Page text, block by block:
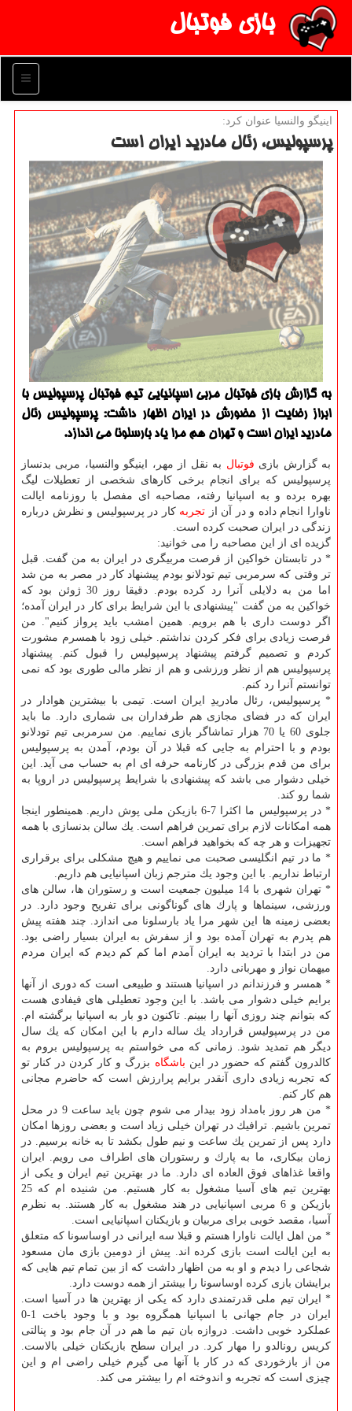
بازی فوتبال
منو
اینیگو والنسیا عنوان كرد:
پرسپولیس، رئال مادرید ایران است
به گزارش بازی فوتبال مربی اسپانیایی تیم فوتبال پرسپولیس با
ابراز رضایت از حضورش در ایران اظهار داشت: پرسپولیس رئال
مادرید ایران است و تهران هم مرا یاد بارسلونا می اندازد.
به گزارش بازی فوتبال به نقل از مهر، اینیگو والنسیا، مربی بدنساز
پرسپولیس كه برای انجام برخی كارهای شخصی از تعطیلات لیگ
بهره برده و به اسپانیا رفته، مصاحبه ای مفصل با روزنامه ایالت
ناوارا انجام داده و در آن از تجربه كار در پرسپولیس و نظرش درباره
زندگی در ایران صحبت كرده است.
گزیده ای از این مصاحبه را می خوانید:
* در تابستان خواكین از فرصت مربیگری در ایران به من گفت. قبل
تر وقتی كه سرمربی تیم تودلانو بودم پیشنهاد كار در مصر به من شد
اما من به دلایلی آنرا رد كرده بودم. دقیقا روز 30 ژوئن بود كه
خواكین به من گفت "پیشنهادی با این شرایط برای كار در ایران آمده؛
اگر دوست داری با هم برویم. همین امشب باید پرواز كنیم". من
فرصت زیادی برای فكر كردن نداشتم. خیلی زود با همسرم مشورت
كردم و تصمیم گرفتم پیشنهاد پرسپولیس را قبول كنم. پیشنهاد
پرسپولیس هم از نظر ورزشی و هم از نظر مالی طوری بود كه نمی
توانستم آنرا رد كنم.
* پرسپولیس، رئال مادریدِ ایران است. تیمی با بیشترین هوادار در
ایران كه در فضای مجازی هم طرفداران بی شماری دارد. ما باید
جلوی 60 یا 70 هزار تماشاگر بازی نماییم. من سرمربی تیم تودلانو
بودم و با احترام به جایی كه قبلا در آن بودم، آمدن به پرسپولیس
برای من قدم بزرگی در كارنامه حرفه ای ام به حساب می آید. این
خیلی دشوار می باشد كه پیشنهادی با شرایط پرسپولیس در اروپا به
شما رو كند.
* در پرسپولیس ما اكثرا 7-6 بازیكن ملی پوش داریم. همینطور اینجا
همه امكانات لازم برای تمرین فراهم است. یك سالن بدنسازی با همه
تجهیزات و هر چه كه بخواهید فراهم است.
* ما در تیم انگلیسی صحبت می نماییم و هیچ مشكلی برای برقراری
ارتباط نداریم. با این وجود یك مترجم زبان اسپانیایی هم داریم.
* تهران شهری با 14 میلیون جمعیت است و رستوران ها، سالن های
ورزشی، سینماها و پارك های گوناگونی برای تفریح وجود دارد. در
بعضی زمینه ها این شهر مرا یاد بارسلونا می اندازد. چند هفته پیش
هم پدرم به تهران آمده بود و از سفرش به ایران بسیار راضی بود.
من در ابتدا با تردید به ایران آمدم اما كم كم دیدم كه ایران مردم
میهمان نواز و مهربانی دارد.
* همسر و فرزندانم در اسپانیا هستند و طبیعی است كه دوری از آنها
برایم خیلی دشوار می باشد. با این وجود تعطیلی های فیفادی هست
كه بتوانم چند روزی آنها را ببینم. تاكنون دو بار به اسپانیا برگشته ام.
من در پرسپولیس قرارداد یك ساله دارم با این امكان كه یك سال
دیگر هم تمدید شود. زمانی كه می خواستم به پرسپولیس بروم به
كالدرون گفتم كه حضور در این باشگاه بزرگ و كار كردن در كنار تو
كه تجربه زیادی داری آنقدر برایم پرارزش است كه حاضرم مجانی
هم كار كنم.
* من هر روز بامداد زود بیدار می شوم چون باید ساعت 9 در محل
تمرین باشیم. ترافیك در تهران خیلی زیاد است و بعضی روزها امكان
دارد پس از تمرین یك ساعت و نیم طول بكشد تا به خانه برسیم. در
زمان بیكاری، ما به پارك و رستوران های اطراف می رویم. ایران
واقعا غذاهای فوق العاده ای دارد. ما در بهترین تیم ایران و یكی از
بهترین تیم های آسیا مشغول به كار هستیم. من شنیده ام كه 25
بازیكن و 6 مربی اسپانیایی در هند مشغول به كار هستند. به نظرم
آسیا، مقصد خوبی برای مربیان و بازیكنان اسپانیایی است.
* من اهل ایالت ناوارا هستم و قبلا سه ایرانی در اوساسونا كه متعلق
به این ایالت است بازی كرده اند. پیش از دومین بازی مان مسعود
شجاعی را دیدم و او به من اظهار داشت كه از بین تمام تیم هایی كه
برایشان بازی كرده اوساسونا را بیشتر از همه دوست دارد.
* ایران تیم ملی قدرتمندی دارد كه یكی از بهترین ها در آسیا است.
ایران در جام جهانی با اسپانیا همگروه بود و با وجود باخت 1-0
عملكرد خوبی داشت. دروازه بان تیم ما هم در آن جام بود و پنالتی
كریس رونالدو را مهار كرد. در ایران سطح بازیكنان خیلی بالاست.
من از بازخوردی كه در كار با آنها می گیرم خیلی راضی ام و این
چیزی است كه تجربه و اندوخته ام را بیشتر می كند.